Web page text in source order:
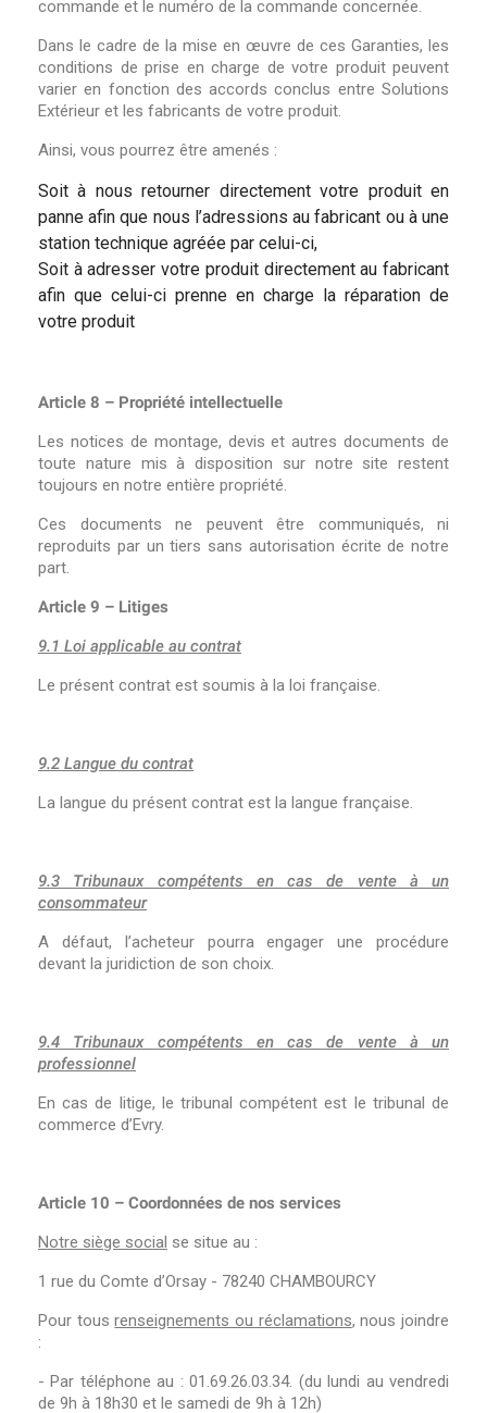
commande et le numéro de la commande concernée.
Dans le cadre de la mise en œuvre de ces Garanties, les
conditions de prise en charge de votre produit peuvent
varier en fonction des accords conclus entre Solutions
Extérieur et les fabricants de votre produit.
Ainsi, vous pourrez être amenés :
Soit à nous retourner directement votre produit en
panne afin que nous l’adressions au fabricant ou à une
station technique agréée par celui-ci,
Soit à adresser votre produit directement au fabricant
afin que celui-ci prenne en charge la réparation de
votre produit
Article 8 – Propriété intellectuelle
Les notices de montage, devis et autres documents de
toute nature mis à disposition sur notre site restent
toujours en notre entière propriété.
Ces documents ne peuvent être communiqués, ni
reproduits par un tiers sans autorisation écrite de notre
part.
Article 9 – Litiges
9.1 Loi applicable au contrat
Le présent contrat est soumis à la loi française.
9.2 Langue du contrat
La langue du présent contrat est la langue française.
9.3 Tribunaux compétents en cas de vente à un
consommateur
A défaut, l’acheteur pourra engager une procédure
devant la juridiction de son choix.
9.4 Tribunaux compétents en cas de vente à un
professionnel
En cas de litige, le tribunal compétent est le tribunal de
commerce d’Evry.
Article 10 – Coordonnées de nos services
Notre siège social se situe au :
1 rue du Comte d’Orsay - 78240 CHAMBOURCY
Pour tousrenseignements ou réclamations, nous joindre
:
- Par téléphone au : 01.69.26.03.34. (du lundi au vendredi
de 9h à 18h30 et le samedi de 9h à 12h)